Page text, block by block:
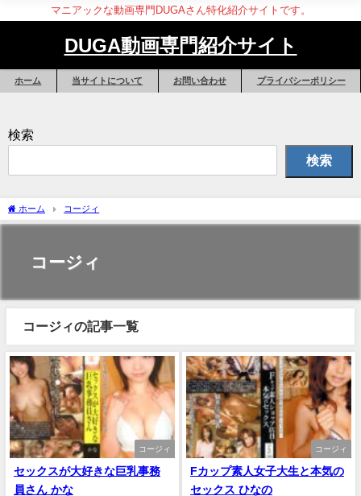
マニアックな動画専門DUGAさん特化紹介サイトです。
DUGA動画専門紹介サイト
ホーム 当サイトについて お問い合わせ プライバシーポリシー
検索
検索
ホーム コージィ
コージィ
コージィの記事一覧
コージィ
セックスが大好きな巨乳事務
員さん かな
コージィ
Fカップ素人女子大生と本気の
セックス ひなの